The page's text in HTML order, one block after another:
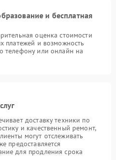
и бесплатная
оценка стоимости
платежей и возможность
телефону или онлайн на
доставку техники по
и качественный ремонт,
могут отслеживать
предоставляется
для продления срока